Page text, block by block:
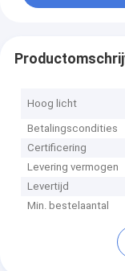
Hoog licht
Betalingscondities
Certificering
Levering vermogen
Levertijd
Min. bestelaantal